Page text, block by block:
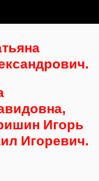
Игорь
Игоревич.